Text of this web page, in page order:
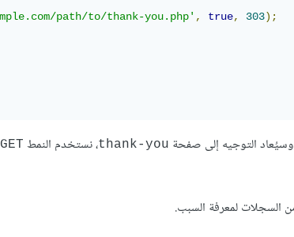
path/to/thank-you.php' , true, 303);
وسيُعاد التوجيه إلى صفحة thank-you، نستخدم النمط